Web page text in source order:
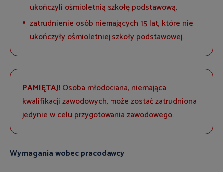
ukończyli ośmioletnią szkołę podstawową,
zatrudnienie osób niemających 15 lat, które nie
ukończyły ośmioletniej szkoły podstawowej.
PAMIĘTAJ! Osoba młodociana, niemająca
kwalifikacji zawodowych, może zostać zatrudniona
jedynie w celu przygotowania zawodowego.
Wymagania wobec pracodawcy